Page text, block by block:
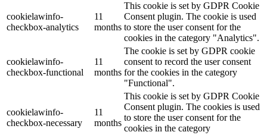
cookielawinfo-
checkbox-analytics
11
months
This cookie is set by GDPR Cookie
Consent plugin. The cookie is used
to store the user consent for the
cookies in the category "Analytics".
cookielawinfo-
checkbox-functional
11
months
The cookie is set by GDPR cookie
consent to record the user consent
for the cookies in the category
"Functional".
cookielawinfo-
checkbox-necessary
11
months
This cookie is set by GDPR Cookie
Consent plugin. The cookies is used
to store the user consent for the
cookies in the category